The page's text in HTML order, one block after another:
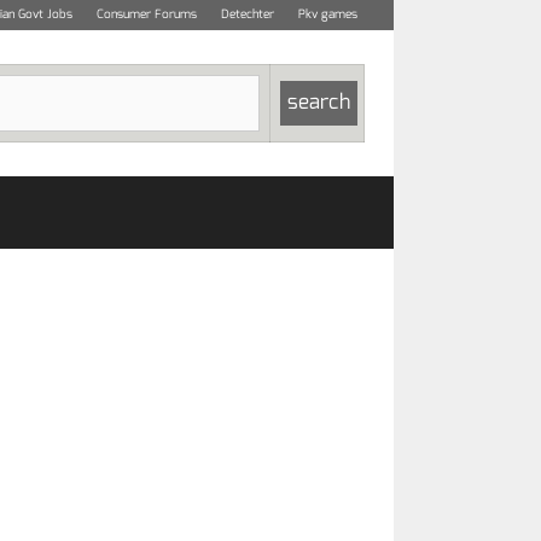
Govt Jobs Consumer Forums Detechter Pkv games